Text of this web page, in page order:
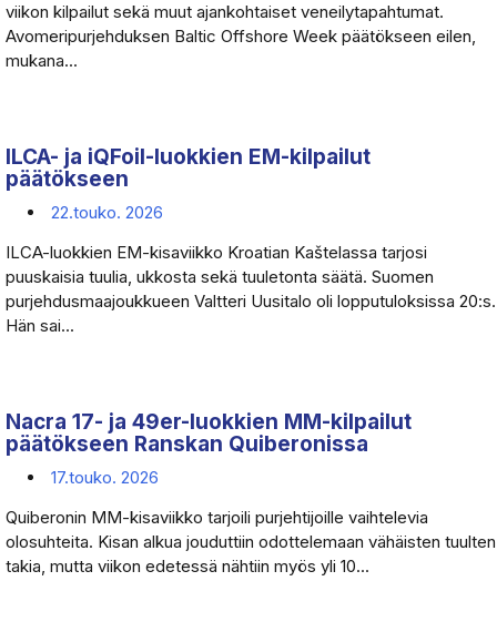
viikon kilpailut sekä muut ajankohtaiset veneilytapahtumat.
Avomeripurjehduksen Baltic Offshore Week päätökseen eilen,
mukana...
ILCA- ja iQFoil-luokkien EM-kilpailut
päätökseen
22.touko. 2026
ILCA-luokkien EM-kisaviikko Kroatian Kaštelassa tarjosi
puuskaisia tuulia, ukkosta sekä tuuletonta säätä. Suomen
purjehdusmaajoukkueen Valtteri Uusitalo oli lopputuloksissa 20:s.
Hän sai...
Nacra 17- ja 49er-luokkien MM-kilpailut
päätökseen Ranskan Quiberonissa
17.touko. 2026
Quiberonin MM-kisaviikko tarjoili purjehtijoille vaihtelevia
olosuhteita. Kisan alkua jouduttiin odottelemaan vähäisten tuulten
takia, mutta viikon edetessä nähtiin myös yli 10...